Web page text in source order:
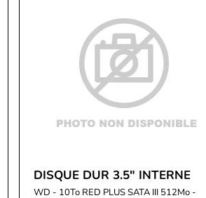
DISQUE DUR 3.5" INTERNE
WD - 10To RED PLUS SATA III 512Mo -